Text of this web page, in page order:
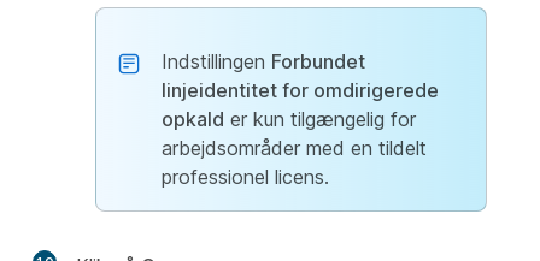
Indstillingen Forbundet
linjeidentitet for omdirigerede
opkald er kun tilgængelig for
arbejdsområder med en tildelt
professionel licens.